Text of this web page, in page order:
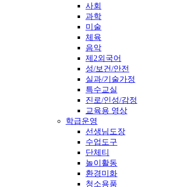
사회
과학
미술
체육
음악
제2외국어
성/보건/안전
실과/기술가정
특수교실
진로/인성/감정
교육용 영상
학급운영
선생님도장
수업도구
단체티
놀이활동
환경미화
청소용품